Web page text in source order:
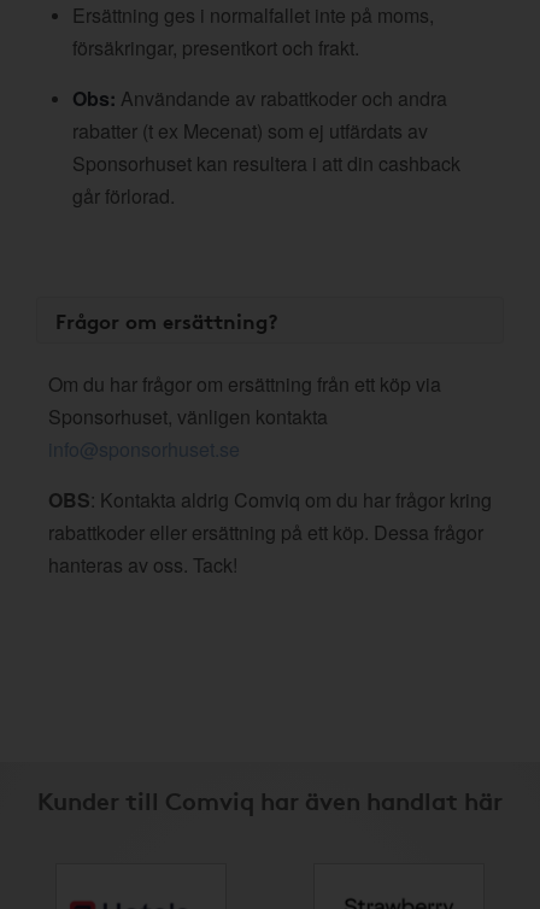
Ersättning ges i normalfallet inte på moms,
försäkringar, presentkort och frakt.
Obs: Användande av rabattkoder och andra
rabatter (t ex Mecenat) som ej utfärdats av
Sponsorhuset kan resultera i att din cashback
går förlorad.
Frågor om ersättning?
Om du har frågor om ersättning från ett köp via
Sponsorhuset, vänligen kontakta
info@sponsorhuset.se
OBS: Kontakta aldrig Comviq om du har frågor kring
rabattkoder eller ersättning på ett köp. Dessa frågor
hanteras av oss. Tack!
Kunder till Comviq har även handlat här